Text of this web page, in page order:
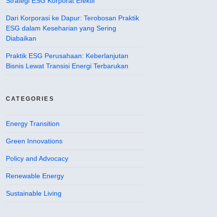
Dari Korporasi ke Dapur: Terobosan Praktik
ESG dalam Keseharian yang Sering
Diabaikan
Praktik ESG Perusahaan: Keberlanjutan
Bisnis Lewat Transisi Energi Terbarukan
CATEGORIES
Energy Transition
Green Innovations
Policy and Advocacy
Renewable Energy
Sustainable Living